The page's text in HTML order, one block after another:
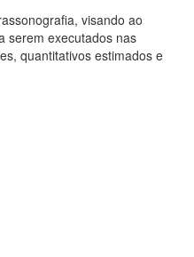
visando ao
serem executados nas
quantitativos estimados e